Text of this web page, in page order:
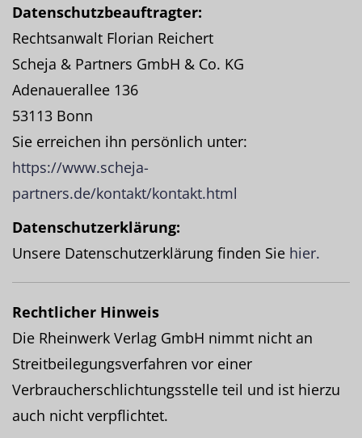
Datenschutzbeauftragter:
Rechtsanwalt Florian Reichert
Scheja & Partners GmbH & Co. KG
Adenauerallee 136
53113 Bonn
Sie erreichen ihn persönlich unter:
https://www.scheja-
partners.de/kontakt/kontakt.html
Datenschutzerklärung:
Unsere Datenschutzerklärung finden Sie hier.
Rechtlicher Hinweis
Die Rheinwerk Verlag GmbH nimmt nicht an
Streitbeilegungsverfahren vor einer
Verbraucherschlichtungsstelle teil und ist hierzu
auch nicht verpflichtet.